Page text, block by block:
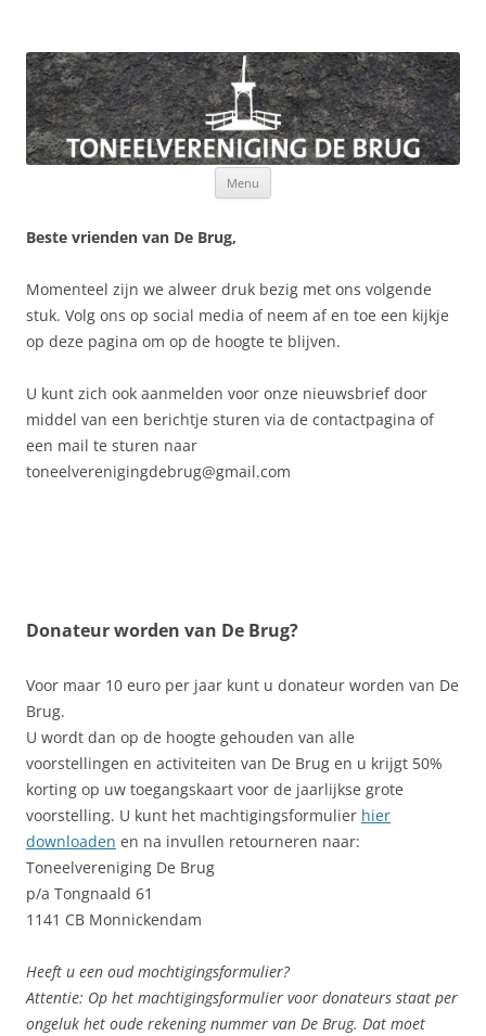
Menu
Beste vrienden van De Brug,
Momenteel zijn we alweer druk bezig met ons volgende
stuk. Volg ons op social media of neem af en toe een kijkje
op deze pagina om op de hoogte te blijven.
U kunt zich ook aanmelden voor onze nieuwsbrief door
middel van een berichtje sturen via de contactpagina of
een mail te sturen naar
toneelverenigingdebrug@gmail.com
Donateur worden van De Brug?
Voor maar 10 euro per jaar kunt u donateur worden van De
Brug.
U wordt dan op de hoogte gehouden van alle
voorstellingen en activiteiten van De Brug en u krijgt 50%
korting op uw toegangskaart voor de jaarlijkse grote
voorstelling. U kunt het machtigingsformulier hier
downloaden en na invullen retourneren naar:
Toneelvereniging De Brug
p/a Tongnaald 61
1141 CB Monnickendam
Heeft u een oud mochtigingsformulier?
Attentie: Op het machtigingsformulier voor donateurs staat per
ongeluk het oude rekening nummer van De Brug. Dat moet